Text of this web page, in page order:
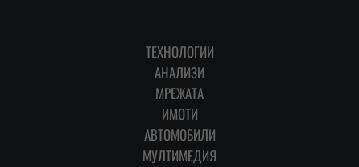
ТЕХНОЛОГИИ
АНАЛИЗИ
МРЕЖАТА
ИМОТИ
АВТОМОБИЛИ
МУЛТИМЕДИЯ